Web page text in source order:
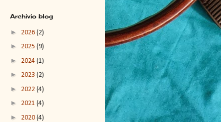
Archivio blog
► 2026 (2)
► 2025 (9)
► 2024 (1)
► 2023 (2)
► 2022 (4)
► 2021 (4)
► 2020 (4)